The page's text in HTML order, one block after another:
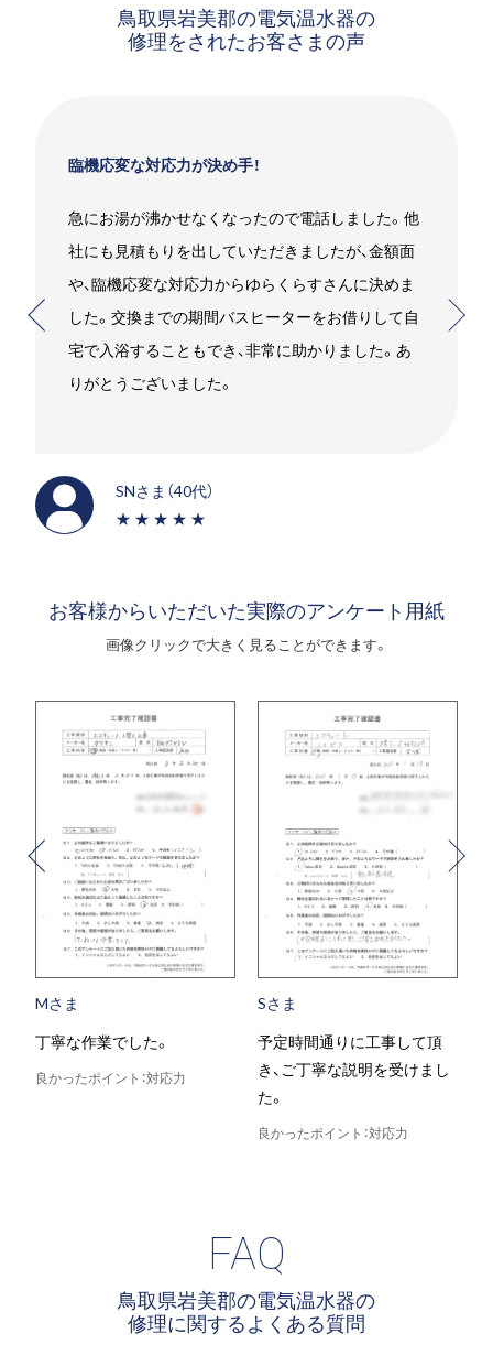
鳥取県岩美郡の電気温水器の
修理をされたお客さまの声
応力が決め手！
沸かせなくなったので電話しました。他
りを出していただきましたが、金額面
な対応力からゆらくらすさんに決めま
での期間バスヒーターをお借りして自
こともでき、非常に助かりました。あ
いました。
ま（40代）
エコキュートを
したいことをお
れました。高い
と少し心配でし
かったです。笑
お客様からいただいた実際のアンケート用紙
画像クリックで大きく見ることができます。
な作業でした。
たポイント：対応力
予定時間通りに工事して頂
き、ご丁寧な説明を受けまし
良かったポイント：対応力
当日対応
た。
FAQ
鳥取県岩美郡の電気温水器の
修理に関するよくある質問